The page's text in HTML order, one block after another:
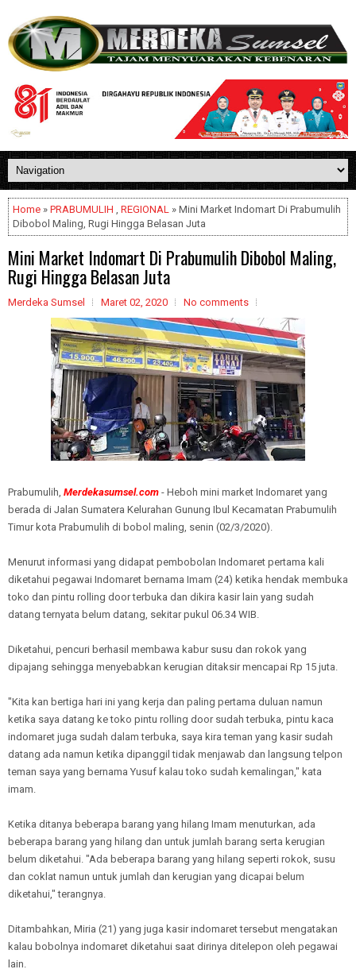
Home » PRABUMULIH , REGIONAL » Mini Market Indomart Di Prabumulih
Dibobol Maling, Rugi Hingga Belasan Juta
Mini Market Indomart Di Prabumulih Dibobol Maling,
Rugi Hingga Belasan Juta
Merdeka Sumsel Maret 02, 2020 No comments
Prabumulih, Merdekasumsel.com - Heboh mini market Indomaret yang
berada di Jalan Sumatera Kelurahan Gunung Ibul Kecamatan Prabumulih
Timur kota Prabumulih di bobol maling, senin (02/3/2020).
Menurut informasi yang didapat pembobolan Indomaret pertama kali
diketahui pegawai Indomaret bernama Imam (24) ketika hendak membuka
toko dan pintu rolling door terbuka dan dikira kasir lain yang sudah
datang ternyata belum datang, sekitar pukul 06.34 WIB.
Diketahui, pencuri berhasil membawa kabur susu dan rokok yang
dipajang sehingga menyebabkan kerugian ditaksir mencapai Rp 15 juta.
"Kita kan bertiga hari ini yang kerja dan paling pertama duluan namun
ketika saya datang ke toko pintu rolling door sudah terbuka, pintu kaca
indomaret juga sudah dalam terbuka, saya kira teman yang kasir sudah
datang ada namun ketika dipanggil tidak menjawab dan langsung telpon
teman saya yang bernama Yusuf kalau toko sudah kemalingan," kata
imam.
Ketika ditanya beberapa barang yang hilang Imam menuturkan, ada
beberapa barang yang hilang dan untuk jumlah barang serta kerugian
belum diketahui. "Ada beberapa barang yang hilang seperti rokok, susu
dan coklat namun untuk jumlah dan kerugian yang dicapai belum
diketahui," terangnya.
Ditambahkan, Miria (21) yang juga kasir indomaret tersebut mengatakan
kalau bobolnya indomaret diketahui saat dirinya ditelepon oleh pegawai
lain.